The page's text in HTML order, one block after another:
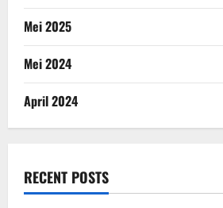
Mei 2025
Mei 2024
April 2024
RECENT POSTS